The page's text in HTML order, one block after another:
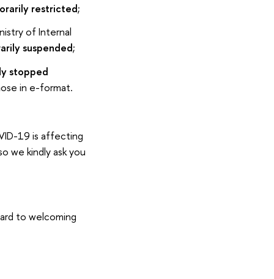
restricted;
of Internal
suspended;
stopped
in e-format.
19 is affecting
we kindly ask you
to welcoming